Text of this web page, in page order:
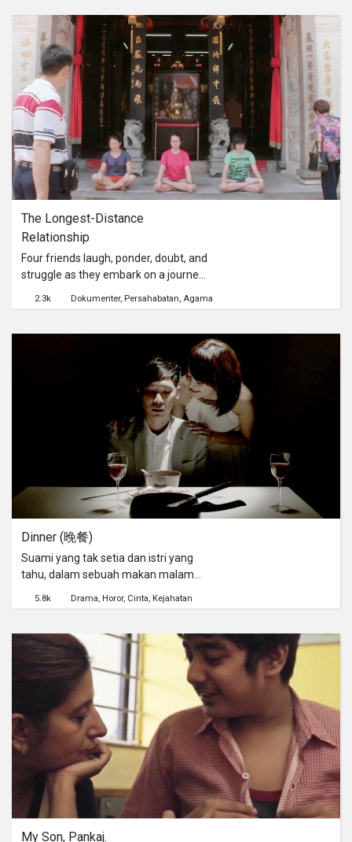
The Longest-Distance
Relationship
Four friends laugh, ponder, doubt, and
struggle as they embark on a journey
and beliefs. Questions and conflicts
2.3k Dokumenter Persahabatan Agama
Dinner (晚餐)
Suami yang tak setia dan istri yang
tahu, dalam sebuah makan malam
pernikahan.
5.8k Drama Horor Cinta Kejahatan
My Son, Pankaj.